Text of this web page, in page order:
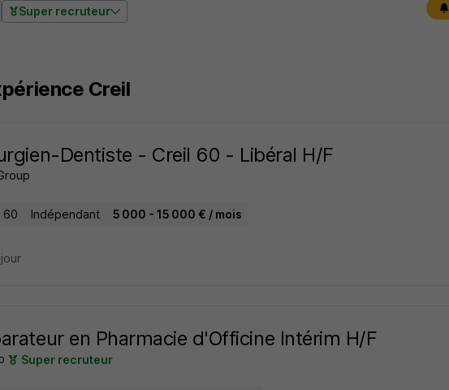
Super recruteur
Creil
Dentiste - Creil 60 - Libéral H/F
60 Indépendant 5 000 - 15 000 € / mois
en Pharmacie d'Officine Intérim H/F
Super recruteur